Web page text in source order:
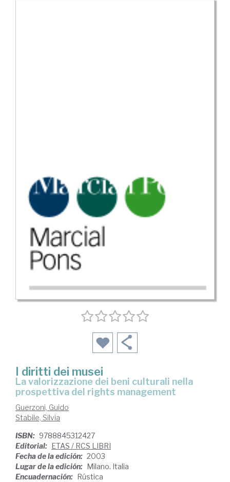
I diritti dei musei
la valorizzazione dei beni culturali nella
prospettiva del rights management
Guerzoni, Guido
Stabile, Silvia
ISBN: 9788845312427
Editorial: ETAS / RCS LIBRI
Fecha de la edición: 2003
Lugar de la edición: Milano. Italia
Encuadernación: Rústica